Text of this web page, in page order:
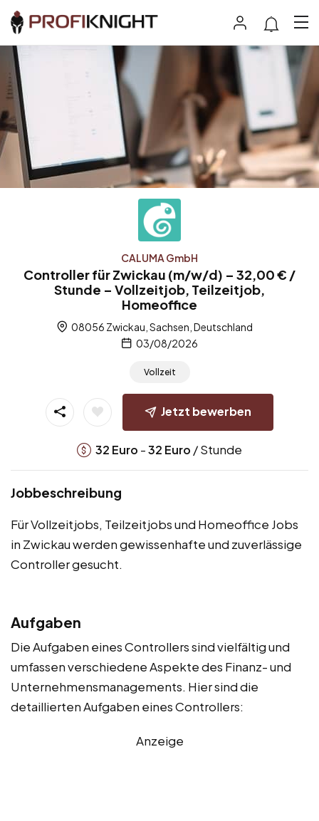
CALUMA GmbH
Controller für Zwickau (m/w/d) – 32,00 € /
Stunde – Vollzeitjob, Teilzeitjob,
Homeoffice
08056 Zwickau, Sachsen, Deutschland
03/08/2026
Vollzeit
Jetzt bewerben
32 Euro -32 Euro / Stunde
Jobbeschreibung
Für Vollzeitjobs, Teilzeitjobs und Homeoffice Jobs
in Zwickau werden gewissenhafte und zuverlässige
Controller gesucht.
Aufgaben
Die Aufgaben eines Controllers sind vielfältig und
umfassen verschiedene Aspekte des Finanz- und
Unternehmensmanagements. Hier sind die
detaillierten Aufgaben eines Controllers:
Anzeige